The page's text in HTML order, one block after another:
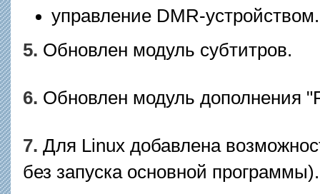
управление DMR-устройством.
5. Обновлен модуль субтитров.
6. Обновлен модуль дополнения
7. Для Linux добавлена
без запуска основной программы).